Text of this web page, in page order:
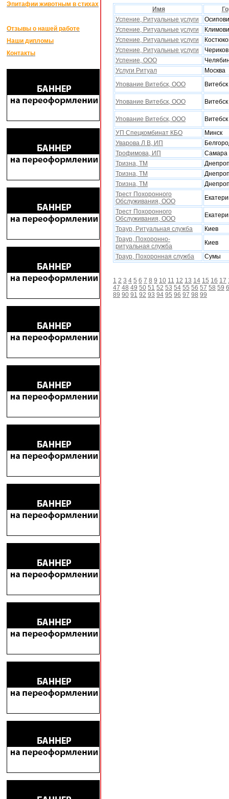
Эпитафии животным в стихах
Отзывы о нашей работе
Наши дипломы
Контакты
Имя
Успение, Ритуальные услуги
Успение, Ритуальные услуги
Успение, Ритуальные услуги
Успение, Ритуальные услуги
Чериков
Успение, ООО
Услуги Ритуал
Москва
Упование Витебск, ООО
Витебск
Упование Витебск, ООО Витебск
Упование Витебск, ООО
Витебск
УП Спецкомбинат КБО
Минск
Уварова Л В, ИП
Трофимова, ИП
Самара
Тризна, ТМ
Тризна, ТМ
Тризна, ТМ
Трест Похоронного
Обслуживания, ООО
Трест Похоронного
Обслуживания, ООО
Траур, Ритуальная служба
Киев
Траур, Поxоронно-
ритуальная служба
Киев
Траур, Поxоронная служба
Сумы
1 2 3 4 5 6 7 8 9 10 11 12 13 14 15 16 17
47 48 49 50 51 52 53 54 55 56 57 58 59
89 90 91 92 93 94 95 96 97 98 99